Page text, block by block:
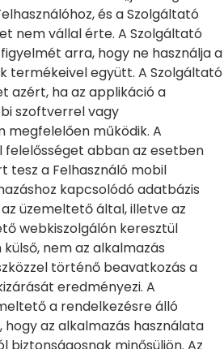
és a Szolgáltató
nem vállal érte. A Szolgáltató
arra, hogy ne használja a
termékeivel együtt. A Szolgáltató
azért, ha az applikáció a
szoftverrel vagy
megfelelően működik. A
felelősséget abban az esetben
tesz a Felhasználó mobil
kapcsolódó adatbázis
üzemeltető által, illetve az
webkiszolgálón keresztül
nem az alkalmazás
történő beavatkozás a
eredményezi. A
a rendelkezésre álló
az alkalmazás használata